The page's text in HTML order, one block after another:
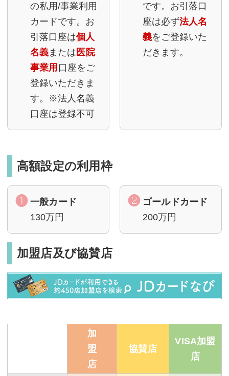
の私用/事業利用
カードです。お
引落口座は個人
名義または医院
事業用 口座をご
登録いただきま
す。※法人名義
口座は登録不可
です。お引落口
座は必ず法人名
義をご登録いた
だきます。
高額設定の利用枠
一般カード
130万円
ゴールドカード
200万円
加盟店及び協賛店
加
盟
店
協賛店
VISA加盟
店